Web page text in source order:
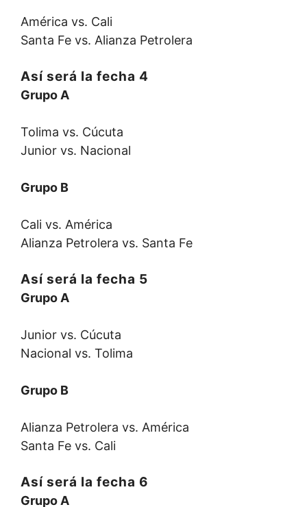
América vs. Cali
​Santa Fe vs. Alianza Petrolera
Así será la fecha 4
Grupo A
Tolima vs. Cúcuta
Junior vs. Nacional
Grupo B
Cali vs. América
​Alianza Petrolera vs. Santa Fe
Así será la fecha 5
Grupo A
Junior vs. Cúcuta
​Nacional vs. Tolima
Grupo B
​Alianza Petrolera vs. América
​Santa Fe vs. Cali
Así será la fecha 6
Grupo A